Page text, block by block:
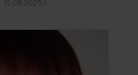
15.09.2025 г.